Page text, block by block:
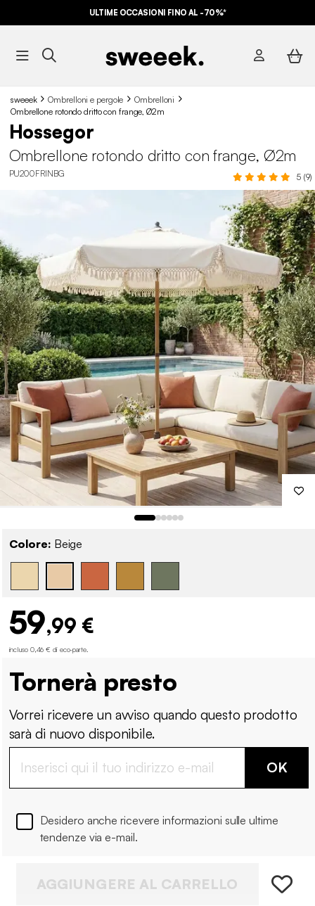
ULTIME OCCASIONI FINO AL -70%*
sweeek Ombrelloni e pergole
Ombrelloni
Ombrellone rotondo dritto con frange, Ø2m
Hossegor
Ombrellone rotondo dritto con frange, Ø2m
PU200FRINBG 5 (9)
Colore: Beige
59,99 €
incluso 0,46 € di eco-parte.
Tornerà presto
Vorrei ricevere un avviso quando questo prodotto
sarà di nuovo disponibile.
OK
Desidero anche ricevere informazioni sulle ultime
tendenze via e-mail.
AGGIUNGERE AL CARRELLO